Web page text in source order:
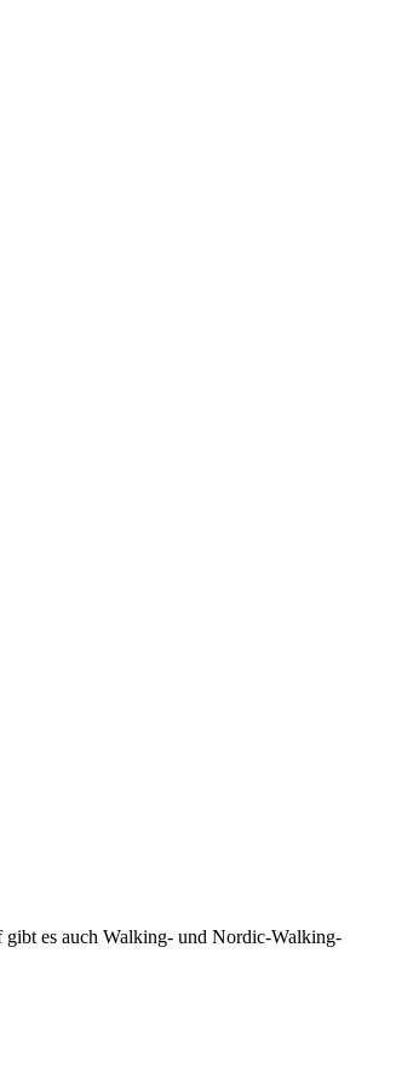
es auch Walking- und Nordic-Walking-